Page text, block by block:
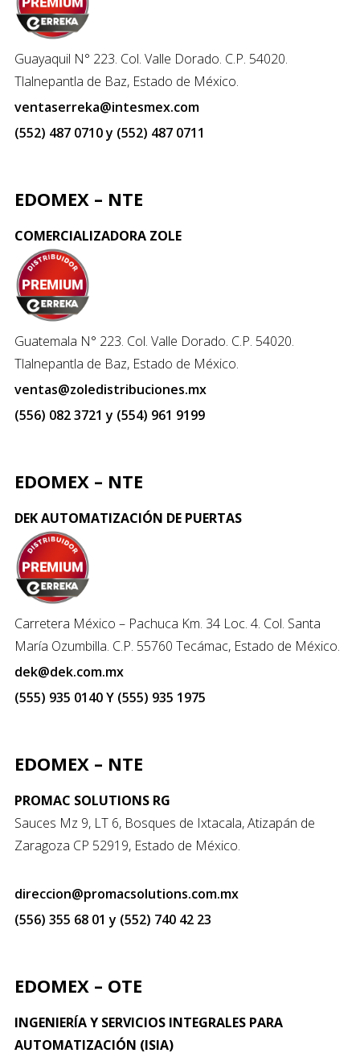
Guayaquil N° 223. Col. Valle Dorado. C.P. 54020.
Tlalnepantla de Baz, Estado de México.
ventaserreka@intesmex.com
(552) 487 0710 y (552) 487 0711
EDOMEX – NTE
COMERCIALIZADORA ZOLE
Guatemala N° 223. Col. Valle Dorado. C.P. 54020.
Tlalnepantla de Baz, Estado de México.
ventas@zoledistribuciones.mx
(556) 082 3721 y (554) 961 9199
EDOMEX – NTE
DEK AUTOMATIZACIÓN DE PUERTAS
Carretera México – Pachuca Km. 34 Loc. 4. Col. Santa
María Ozumbilla. C.P. 55760 Tecámac, Estado de México.
dek@dek.com.mx
(555) 935 0140 Y (555) 935 1975
EDOMEX – NTE
PROMAC SOLUTIONS RG
Sauces Mz 9, LT 6, Bosques de Ixtacala, Atizapán de
Zaragoza CP 52919, Estado de México.
direccion@promacsolutions.com.mx
(556) 355 68 01 y (552) 740 42 23
EDOMEX – OTE
INGENIERÍA Y SERVICIOS INTEGRALES PARA
AUTOMATIZACIÓN (ISIA)